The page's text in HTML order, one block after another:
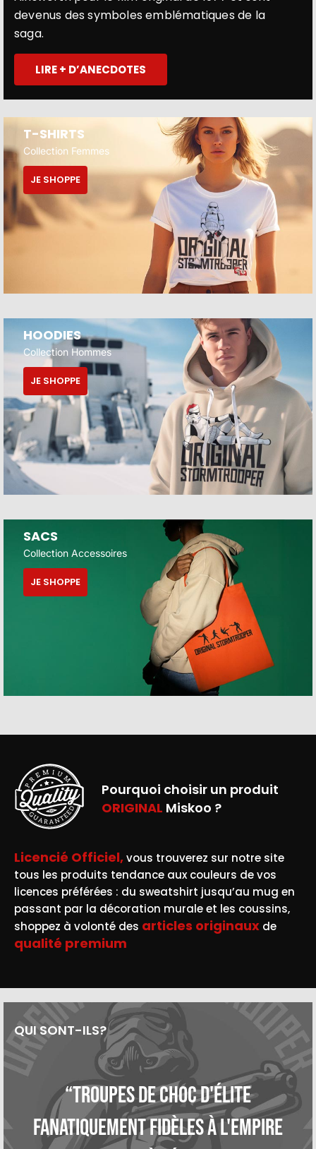
devenus des symboles emblématiques de la
saga.
LIRE + D’ANECDOTES
T-SHIRTS
Collection Femmes
JE SHOPPE
HOODIES
Collection Hommes
JE SHOPPE
SACS
Collection Accessoires
JE SHOPPE
Pourquoi choisir un produit
ORIGINAL Miskoo ?
Licencié Officiel,vous trouverez sur notre site
tous les produits tendance aux couleurs de vos
licences préférées : du sweatshirt jusqu’au mug en
passant par la décoration murale et les coussins,
shoppez à volonté des articles originaux de
qualité premium
QUI SONT-ILS?
“Troupes de choc d'élite
fanatiquement fidèles à l'Empire